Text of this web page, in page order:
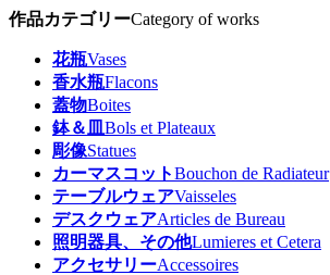
作品カテゴリーCategory of works
花瓶Vases
香水瓶Flacons
蓋物Boites
鉢＆皿 Bols et Plateaux
彫像Statues
カーマスコットBouchon de Radiateur
テーブルウェアVaisseles
デスクウェアArticles de Bureau
照明器具、その他Lumieres et Cetera
アクセサリーAccessoires